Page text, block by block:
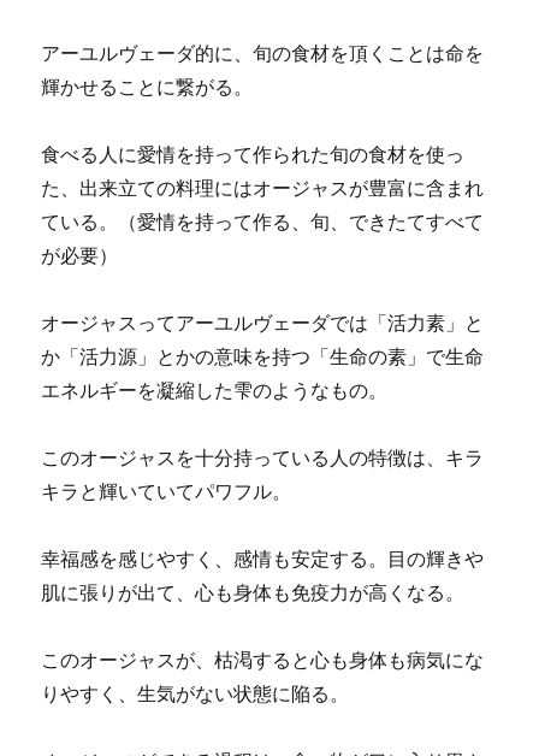
アーユルヴェーダ的に、旬の食材を頂くことは命を
輝かせることに繋がる。
食べる人に愛情を持って作られた旬の食材を使っ
た、出来立ての料理にはオージャスが豊富に含まれ
ている。（愛情を持って作る、旬、できたてすべて
が必要）
オージャスってアーユルヴェーダでは「活力素」と
か「活力源」とかの意味を持つ「生命の素」で生命
エネルギーを凝縮した雫のようなもの。
このオージャスを十分持っている人の特徴は、キラ
キラと輝いていてパワフル。
幸福感を感じやすく、感情も安定する。目の輝きや
肌に張りが出て、心も身体も免疫力が高くなる。
このオージャスが、枯渇すると心も身体も病気にな
りやすく、生気がない状態に陥る。